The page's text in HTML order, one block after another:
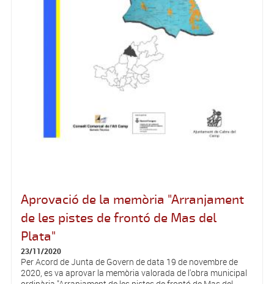
Aprovació de la memòria "Arranjament
de les pistes de frontó de Mas del
Plata"
23/11/2020
Per Acord de Junta de Govern de data 19 de novembre de
2020, es va aprovar la memòria valorada de l'obra municipal